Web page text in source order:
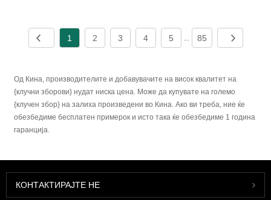
1 2 3 4 5 ... 85
Од Кина, производителите и добавувачите на висок квалитет на
{клучни зборови} нудат ниска цена. Може да купувате на големо
{клучен збор} на залиха произведени во Кина. Ако ви треба, ние ќе
обезбедиме бесплатен примерок и исто така ќе обезбедиме 1 година
гаранција.
КОНТАКТИРАЈТЕ НЕ